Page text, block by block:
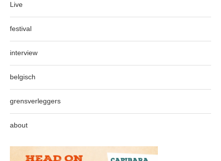
Live
festival
interview
belgisch
grensverleggers
about